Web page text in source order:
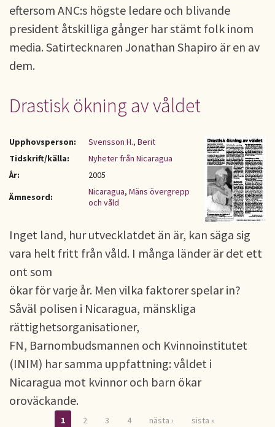
eftersom ANC:s högste ledare och blivande
president åtskilliga gånger har stämt folk inom
media. Satirtecknaren Jonathan Shapiro är en av
dem.
Drastisk ökning av våldet
Upphovsperson:
Svensson H., Berit
Tidskrift/källa:
Nyheter från Nicaragua
År:
2005
Ämnesord:
Nicaragua, Mäns övergrepp
och våld
Inget land, hur utvecklatdet än är, kan säga sig
vara helt fritt från våld. I många länder är det ett
ont som
ökar för varje år. Men vilka faktorer spelar in?
Såväl polisen i Nicaragua, mänskliga
rättighetsorganisationer,
FN, Barnombudsmannen och Kvinnoinstitutet
(INIM) har samma uppfattning: våldet i
Nicaragua mot kvinnor och barn ökar
oroväckande.
1 2 3 4 nästa › sista »